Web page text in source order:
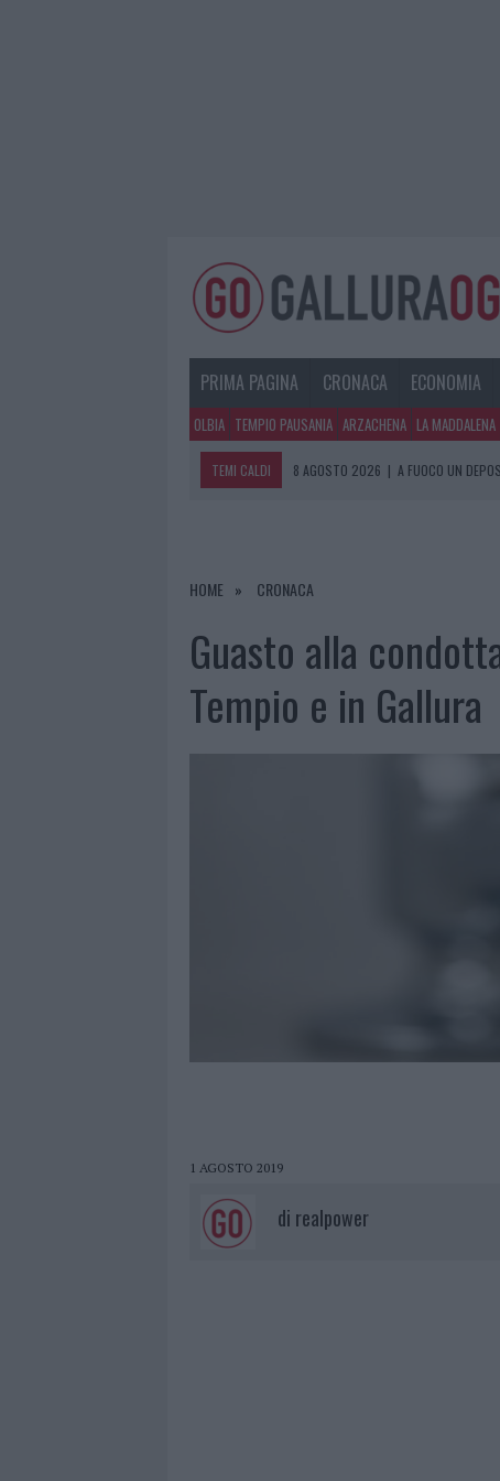
PRIMA PAGINA CRONACA ECONOMIA
OLBIA TEMPIO PAUSANIA ARZACHENA LA MADDALENA
TEMI CALDI 8 AGOSTO 2026 | A FUOCO UN
7 AGOSTO 2026
|
HOME CRONACA
Guasto alla
Tempio e in Gallura
1 AGOSTO 2019
di realpower